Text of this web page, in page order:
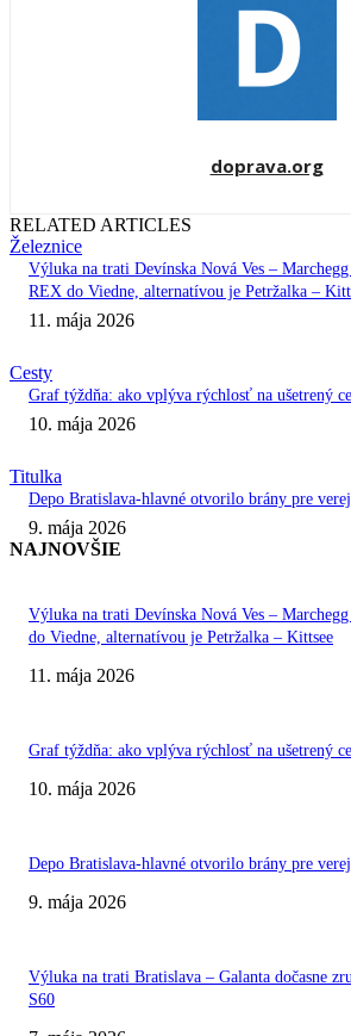
doprava.org
RELATED ARTICLES
Železnice
Výluka na trati Devínska Nová Ves –
REX do Viedne, alternatívou je Petržalka –
11. mája 2026
Cesty
Graf týždňa: ako vplýva rýchlosť na ušetrený
10. mája 2026
Titulka
Depo Bratislava-hlavné otvorilo brány pre
9. mája 2026
NAJNOVŠIE
Výluka na trati Devínska Nová Ves –
do Viedne, alternatívou je Petržalka – Kittsee
11. mája 2026
Graf týždňa: ako vplýva rýchlosť na ušetrený
10. mája 2026
Depo Bratislava-hlavné otvorilo brány pre
9. mája 2026
Výluka na trati Bratislava – Galanta dočasne
S60